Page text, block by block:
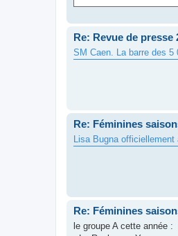
Re: Revue de presse
SM Caen. La barre des
Re: Féminines
Lisa Bugna officiellement
Re: Féminines
le groupe A cette année :